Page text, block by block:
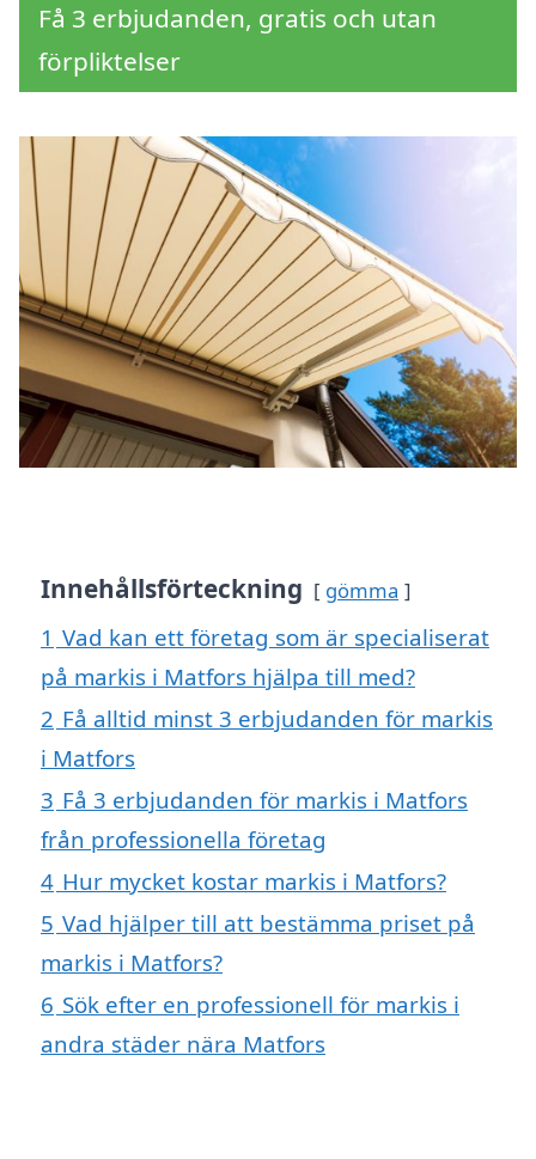
Få 3 erbjudanden, gratis och utan
förpliktelser
Innehållsförteckning gömma
1 Vad kan ett företag som är specialiserat
på markis i Matfors hjälpa till med?
2 Få alltid minst 3 erbjudanden för markis
i Matfors
3 Få 3 erbjudanden för markis i Matfors
från professionella företag
4 Hur mycket kostar markis i Matfors?
5 Vad hjälper till att bestämma priset på
markis i Matfors?
6 Sök efter en professionell för markis i
andra städer nära Matfors